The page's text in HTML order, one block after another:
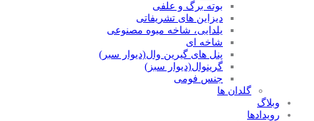
بوته برگ و علفی
دیزاین های تشریفاتی
یلدایی، شاخه میوه مصنوعی
شاخه ای
پنل های گیرین وال(دیوار سبر)
گرینوال(دیوار سبز)
جنس فومی
گلدان ها
وبلاگ
رویدادها